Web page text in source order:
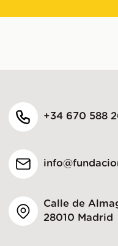
+34 670 588
Calle de
28010 Madrid